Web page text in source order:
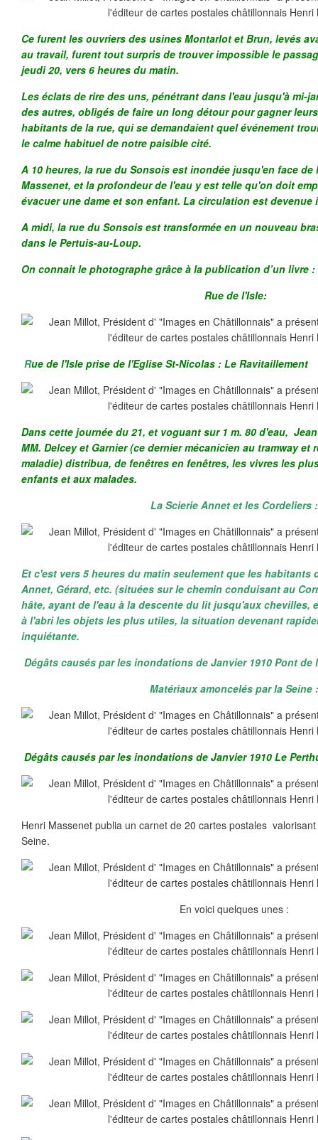
Ce furent les ouvriers des usines Montarlot et Brun, levés
au travail, furent tout surpris de trouver impossible le
jeudi 20, vers 6 heures du matin.
Les éclats de rire des uns, pénétrant dans l'eau jusqu'à mi-
des autres, obligés de faire un long détour pour gagner
habitants de la rue, qui se demandaient quel événement
le calme habituel de notre paisible cité.
A 10 heures, la rue du Sonsois est inondée jusqu'en face de
Massenet, et la profondeur de l'eau y est telle qu'on doit
évacuer une dame et son enfant. La circulation est
A midi, la rue du Sonsois est transformée en un nouveau
dans le Pertuis-au-Loup.
On connait le photographe grâce à la publication d’un livre
Rue de l'Isle:
Rue de l'Isle prise de l'Eglise St-Nicolas : Le Ravitaillement
Dans cette journée du 21, et voguant sur 1 m. 80 d'eau,
MM. Delcey et Garnier (ce dernier mécanicien au tramway et
maladie) distribua, de fenêtres en fenêtres, les vivres les
enfants et aux malades.
La Scierie Annet et les Cordeliers :
Et c'est vers 5 heures du matin seulement que les habitants
Annet, Gérard, etc. (situées sur le chemin conduisant au
hâte, ayant de l'eau à la descente du lit jusqu'aux chevilles,
à l'abri les objets les plus utiles, la situation devenant
inquiétante.
Dégâts causés par les inondations de Janvier 1910 Pont de
Matériaux amoncelés par la Seine :
Dégâts causés par les inondations de Janvier 1910 Le
Henri Massenet publia un carnet de 20 cartes postales
Seine.
En voici quelques unes :